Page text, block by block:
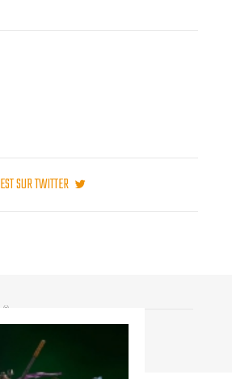
EST SUR TWITTER
(0)